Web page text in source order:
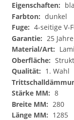
dunkel
4-seitige V-
25
1. Wahl
8
280
1285